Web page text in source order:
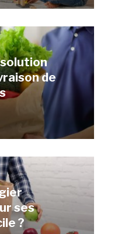
solution
de
ses
?